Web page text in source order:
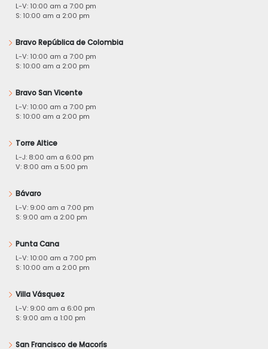
L-V: 10:00 am a 7:00 pm
S: 10:00 am a 2:00 pm
Bravo República de Colombia
L-V: 10:00 am a 7:00 pm
S: 10:00 am a 2:00 pm
Bravo San Vicente
L-V: 10:00 am a 7:00 pm
S: 10:00 am a 2:00 pm
Torre Altice
L-J: 8:00 am a 6:00 pm
V: 8:00 am a 5:00 pm
Bávaro
L-V: 9:00 am a 7:00 pm
S: 9:00 am a 2:00 pm
Punta Cana
L-V: 10:00 am a 7:00 pm
S: 10:00 am a 2:00 pm
Villa Vásquez
L-V: 9:00 am a 6:00 pm
S: 9:00 am a 1:00 pm
San Francisco de Macorís